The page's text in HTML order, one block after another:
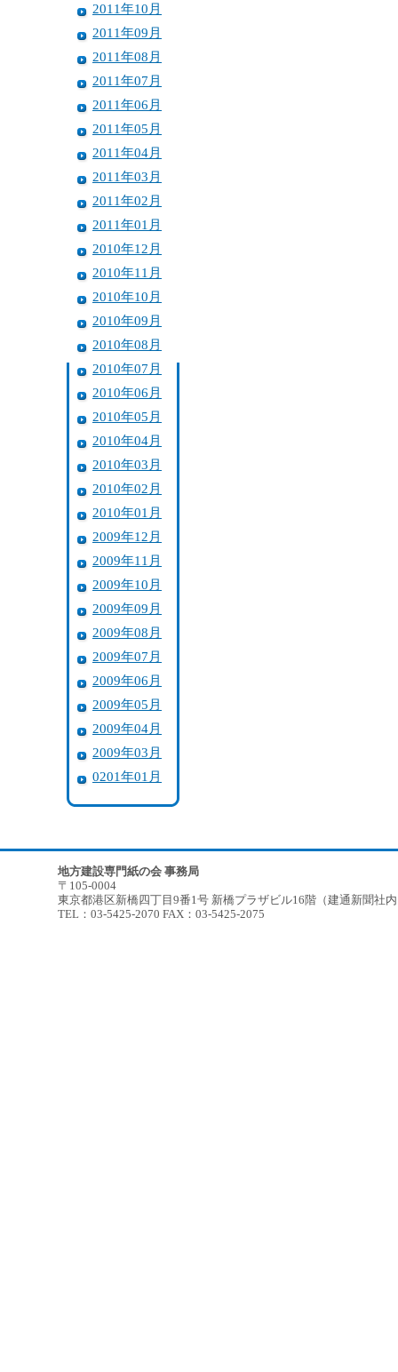
2011年10月
2011年09月
2011年08月
2011年07月
2011年06月
2011年05月
2011年04月
2011年03月
2011年02月
2011年01月
2010年12月
2010年11月
2010年10月
2010年09月
2010年08月
2010年07月
2010年06月
2010年05月
2010年04月
2010年03月
2010年02月
2010年01月
2009年12月
2009年11月
2009年10月
2009年09月
2009年08月
2009年07月
2009年06月
2009年05月
2009年04月
2009年03月
0201年01月
地方建設専門紙の会 事務局
〒105-0004
東京都港区新橋四丁目9番1号 新橋プラザビル16階（建通新聞社
TEL：03-5425-2070 FAX：03-5425-2075